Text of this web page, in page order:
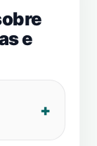
e